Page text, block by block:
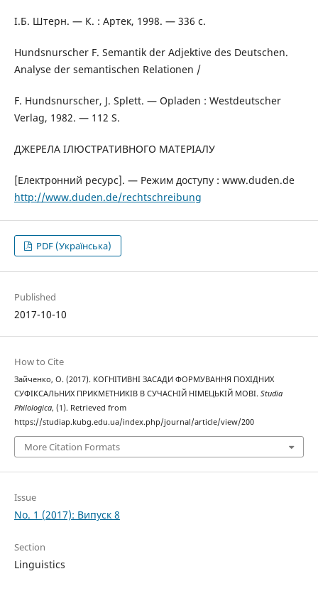
І.Б. Штерн. — К. : Артек, 1998. — 336 с.
Hundsnurscher F. Semantik der Adjektive des Deutschen.
Analyse der semantischen Relationen /
F. Hundsnurscher, J. Splett. — Opladen : Westdeutscher
Verlag, 1982. — 112 S.
ДЖЕРЕЛА ІЛЮСТРАТИВНОГО МАТЕРІАЛУ
[Електронний ресурс]. — Режим доступу : www.duden.de
http://www.duden.de/rechtschreibung
PDF (Українська)
Published
2017-10-10
How to Cite
Зайченко, О. (2017). КОГНІТИВНІ ЗАСАДИ ФОРМУВАННЯ ПОХІДНИХ
СУФІКСАЛЬНИХ ПРИКМЕТНИКІВ В СУЧАСНІЙ НІМЕЦЬКІЙ МОВІ. Studia
Philologica, (1). Retrieved from
https://studiap.kubg.edu.ua/index.php/journal/article/view/200
More Citation Formats
Issue
No. 1 (2017): Випуск 8
Section
Linguistics